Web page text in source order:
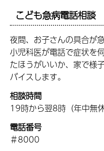
こども急病電話相談
夜間、お子さんの具合が
小児科医が電話で症状を
たほうがいいか、家で様
バイスします。
相談時間
19時から翌8時（年中無休
電話番号
＃8000